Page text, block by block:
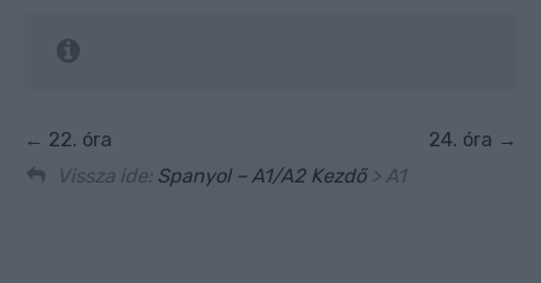
22. óra
24. óra
Vissza ide: Spanyol – A1/A2 Kezdő> A1